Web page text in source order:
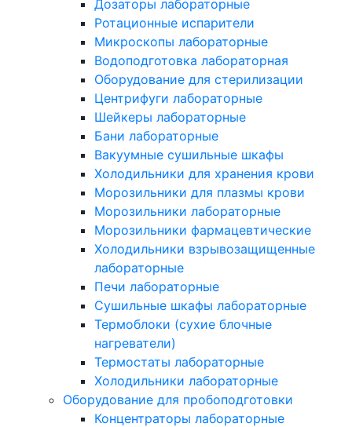
Дозаторы лабораторные
Ротационные испарители
Микроскопы лабораторные
Водоподготовка лабораторная
Оборудование для стерилизации
Центрифуги лабораторные
Шейкеры лабораторные
Бани лабораторные
Вакуумные сушильные шкафы
Холодильники для хранения крови
Морозильники для плазмы крови
Морозильники лабораторные
Морозильники фармацевтические
Холодильники взрывозащищенные
лабораторные
Печи лабораторные
Сушильные шкафы лабораторные
Термоблоки (сухие блочные
нагреватели)
Термостаты лабораторные
Холодильники лабораторные
Оборудование для пробоподготовки
Концентраторы лабораторные